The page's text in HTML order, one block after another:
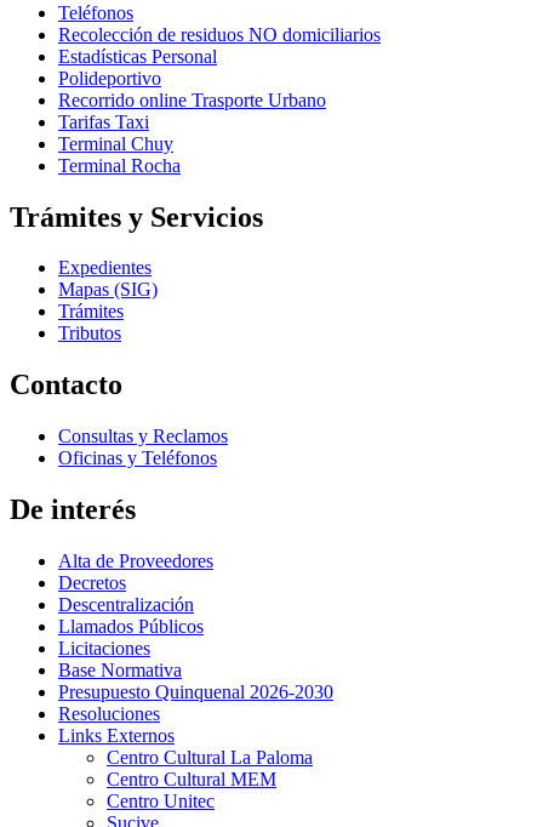
Teléfonos
Recolección de residuos NO domiciliarios
Estadísticas Personal
Polideportivo
Recorrido online Trasporte Urbano
Tarifas Taxi
Terminal Chuy
Terminal Rocha
Trámites y Servicios
Expedientes
Mapas (SIG)
Trámites
Tributos
Contacto
Consultas y Reclamos
Oficinas y Teléfonos
De interés
Alta de Proveedores
Decretos
Descentralización
Llamados Públicos
Licitaciones
Base Normativa
Presupuesto Quinquenal 2026-2030
Resoluciones
Links Externos
Centro Cultural La Paloma
Centro Cultural MEM
Centro Unitec
Sucive